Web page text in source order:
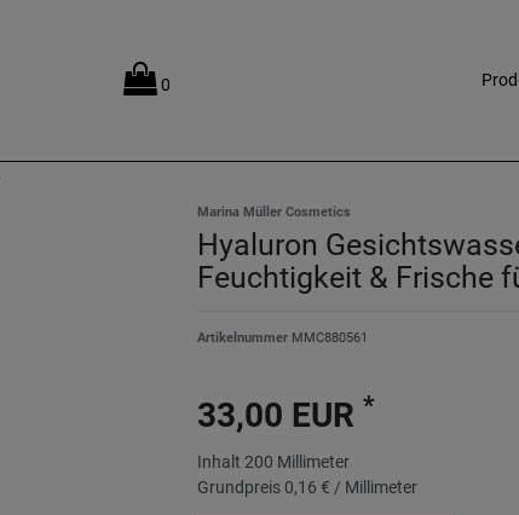
0
Marina Müller Cosmetics
Hyaluron
Feuchtigkeit & Frische
Artikelnummer MMC880561
33,00 EUR *
Inhalt 200 Millimeter
Grundpreis 0,16 € / Millimeter